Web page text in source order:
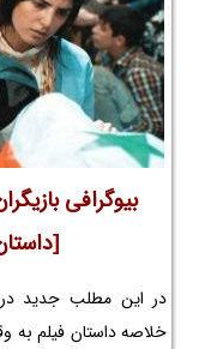
بیوگرافی
خلاصه داستان فیلم